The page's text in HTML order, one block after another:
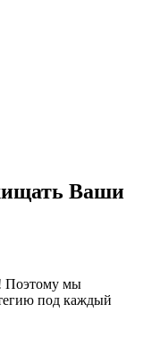
Ваши
Поэтому мы
под каждый